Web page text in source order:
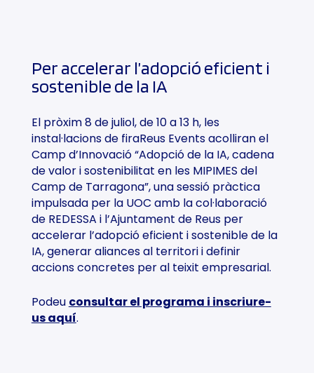
Per accelerar l’adopció eficient i
sostenible de la IA
El pròxim 8 de juliol, de 10 a 13 h, les
instal·lacions de firaReus Events acolliran el
Camp d’Innovació “Adopció de la IA, cadena
de valor i sostenibilitat en les MIPIMES del
Camp de Tarragona”, una sessió pràctica
impulsada per la UOC amb la col·laboració
de REDESSA i l’Ajuntament de Reus per
accelerar l’adopció eficient i sostenible de la
IA, generar aliances al territori i definir
accions concretes per al teixit empresarial.
Podeu consultar el programa i inscriure-
us aquí.